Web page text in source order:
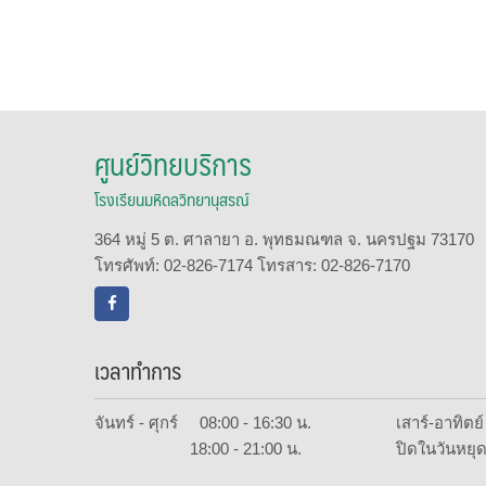
ศูนย์วิทยบริการ
โรงเรียนมหิดลวิทยานุสรณ์
364 หมู่ 5 ต. ศาลายา อ. พุทธมณฑล จ. นครปฐม 73170
โทรศัพท์: 02-826-7174 โทรสาร: 02-826-7170
เวลาทำการ
จันทร์ - ศุกร์ 08:00 - 16:30 น.
18:00 - 21:00 น.
เสาร์-อาทิ
ปิดในวันหยุ